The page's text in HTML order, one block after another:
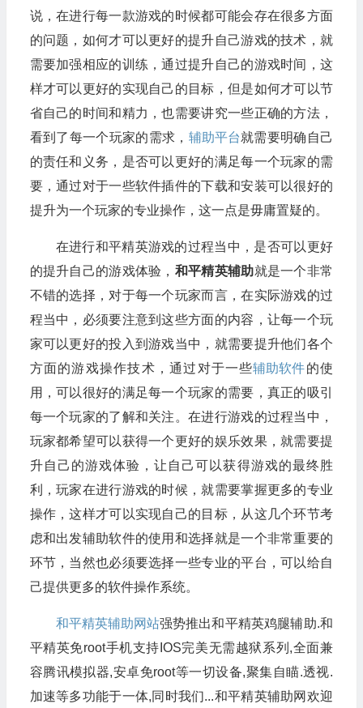
说，在进行每一款游戏的时候都可能会存在很多方面
的问题，如何才可以更好的提升自己游戏的技术，就
需要加强相应的训练，通过提升自己的游戏时间，这
样才可以更好的实现自己的目标，但是如何才可以节
省自己的时间和精力，也需要讲究一些正确的方法，
看到了每一个玩家的需求， 辅助平台就需要明确自己
的责任和义务，是否可以更好的满足每一个玩家的需
要，通过对于一些软件插件的下载和安装可以很好的
提升为一个玩家的专业操作，这一点是毋庸置疑的。
在进行和平精英游戏的过程当中，是否可以更好
的提升自己的游戏体验， 和平精英辅助就是一个非常
不错的选择，对于每一个玩家而言，在实际游戏的过
程当中，必须要注意到这些方面的内容，让每一个玩
家可以更好的投入到游戏当中，就需要提升他们各个
方面的游戏操作技术，通过对于一些辅助软件的使
用，可以很好的满足每一个玩家的需要，真正的吸引
每一个玩家的了解和关注。在进行游戏的过程当中，
玩家都希望可以获得一个更好的娱乐效果，就需要提
升自己的游戏体验，让自己可以获得游戏的最终胜
利，玩家在进行游戏的时候，就需要掌握更多的专业
操作，这样才可以实现自己的目标，从这几个环节考
虑和出发辅助软件的使用和选择就是一个非常重要的
环节，当然也必须要选择一些专业的平台，可以给自
己提供更多的软件操作系统。
和平精英辅助网站强势推出和平精英鸡腿辅助.和
平精英免root手机支持IOS完美无需越狱系列,全面兼
容腾讯模拟器,安卓免root等一切设备,聚集自瞄.透视.
加速等多功能于一体,同时我们...和平精英辅助网欢迎